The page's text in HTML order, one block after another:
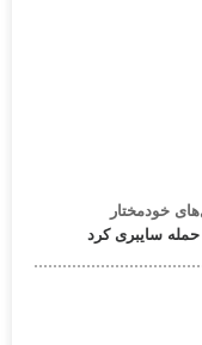
خودمختار
سایبری کرد